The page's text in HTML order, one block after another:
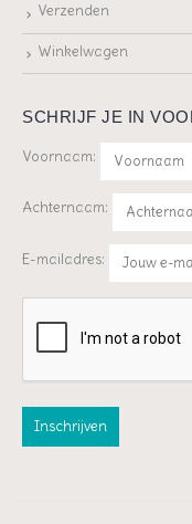
Verzenden
Winkelwagen
SCHRIJF JE IN
Voornaam:
Achternaam:
E-mailadres: